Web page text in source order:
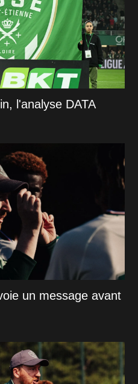
l'analyse DATA
un message avant